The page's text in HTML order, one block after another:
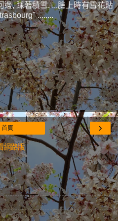
邊, 踩著積雪. ...臉上時有雪花貼
........
›
首頁
網路版